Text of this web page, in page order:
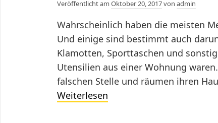
Veröffentlicht am Oktober 20, 2017von admin
Wahrscheinlich haben die meisten
Und einige sind bestimmt auch
Klamotten, Sporttaschen und
Utensilien aus einer Wohnung
falschen Stelle und räumen ihren
Weiterlesen